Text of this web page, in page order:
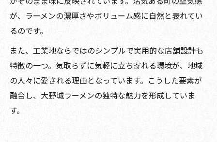
が、ラーメンの濃厚さやボリューム感に自然と表れてい
るのです。
また、工業地ならではのシンプルで実用的な店舗設計も
特徴の一つ。気取らずに気軽に立ち寄れる環境が、地域
の人々に愛される理由となっています。こうした要素が
融合し、大野城ラーメンの独特な魅力を形成していま
す。